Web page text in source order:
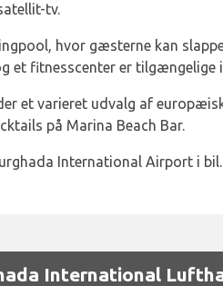
tv.
hvor gæsterne kan
et fitnesscenter er tilgængelige
et varieret udvalg af
på Marina Beach Bar.
International Airport i bil.
International